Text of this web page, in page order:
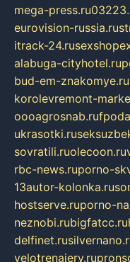
mega-press.ru
eurovision-russia.ru
itrack-24.ru
alabuga-cityhotel.ru
bud-em-znakomye.ru
korolevremont-
oooagrosnab.ru
ukrasotki.ru
sovratili.ruolecoon.ru
rbc-news.ruporno-
13autor-kolonka.ru
hostserve.ruporno-
neznobi.rubigfatcc.ru
delfinet.ru
velotrenajery.ru